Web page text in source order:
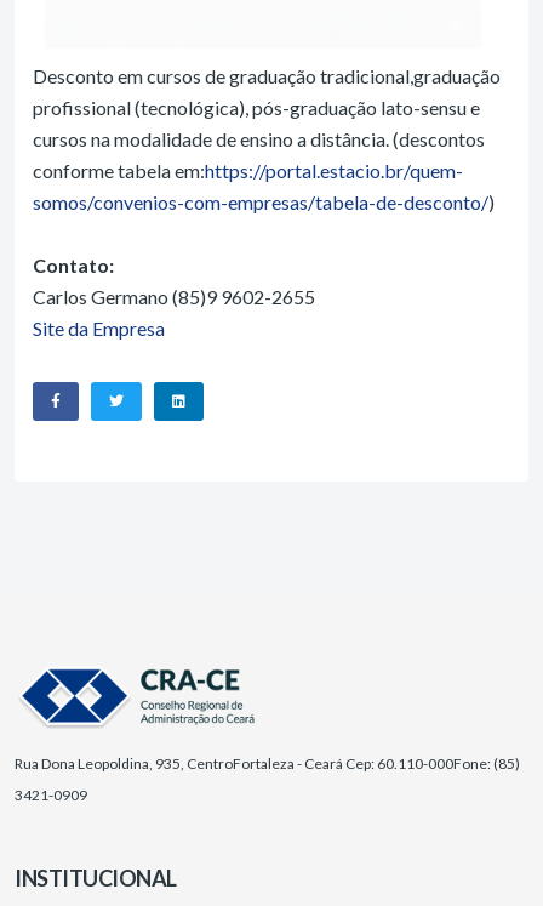
Desconto em cursos de graduação tradicional,graduação
profissional (tecnológica), pós-graduação lato-sensu e
cursos na modalidade de ensino a distância. (descontos
conforme tabela em:https://portal.estacio.br/quem-
somos/convenios-com-empresas/tabela-de-desconto/)
Contato:
Carlos Germano (85)9 9602-2655
Site da Empresa
Rua Dona Leopoldina, 935, CentroFortaleza - Ceará Cep: 60.110-000Fone: (85)
3421-0909
INSTITUCIONAL